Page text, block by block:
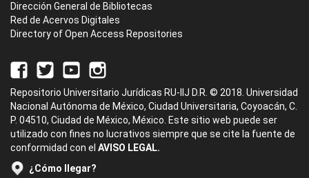
Dirección General de Bibliotecas
Red de Acervos Digitales
Directory of Open Access Repositories
Repositorio Universitario Jurídicas RU-IIJ D.R. © 2018. Universidad
Nacional Autónoma de México, Ciudad Universitaria, Coyoacán, C.
P. 04510, Ciudad de México, México. Este sitio web puede ser
utilizado con fines no lucrativos siempre que se cite la fuente de
conformidad con el AVISO LEGAL.
¿Cómo llegar?